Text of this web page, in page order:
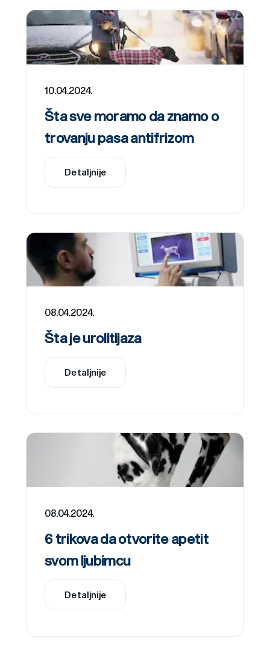
10.04.2024.
Šta sve moramo da znamo o
trovanju pasa antifrizom
Detaljnije
08.04.2024.
Šta je urolitijaza
Detaljnije
08.04.2024.
6 trikova da otvorite apetit
svom ljubimcu
Detaljnije